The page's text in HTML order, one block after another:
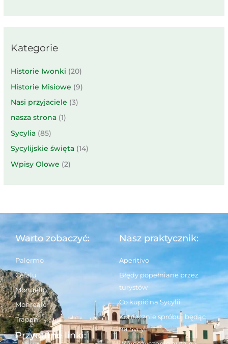
Kategorie
Historie Iwonki (20)
Historie Misiowe (9)
Nasi przyjaciele (3)
nasza strona (1)
Sycylia (85)
Sycylijskie święta (14)
Wpisy Olowe (2)
Warto zobaczyć:
Palermo
Cefalu
Mondello
Monreale
Trapani
Nasz praktycznik:
Aperitivo
Błędy popełniane przez
turystów
Co kupić na Sycylii
Koniecznie spróbuj będąc
na Sycylii
Przydatne linki: